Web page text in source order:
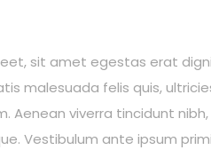
sit amet egestas erat
malesuada felis quis,
Aenean viverra tincidunt
Vestibulum ante ipsum